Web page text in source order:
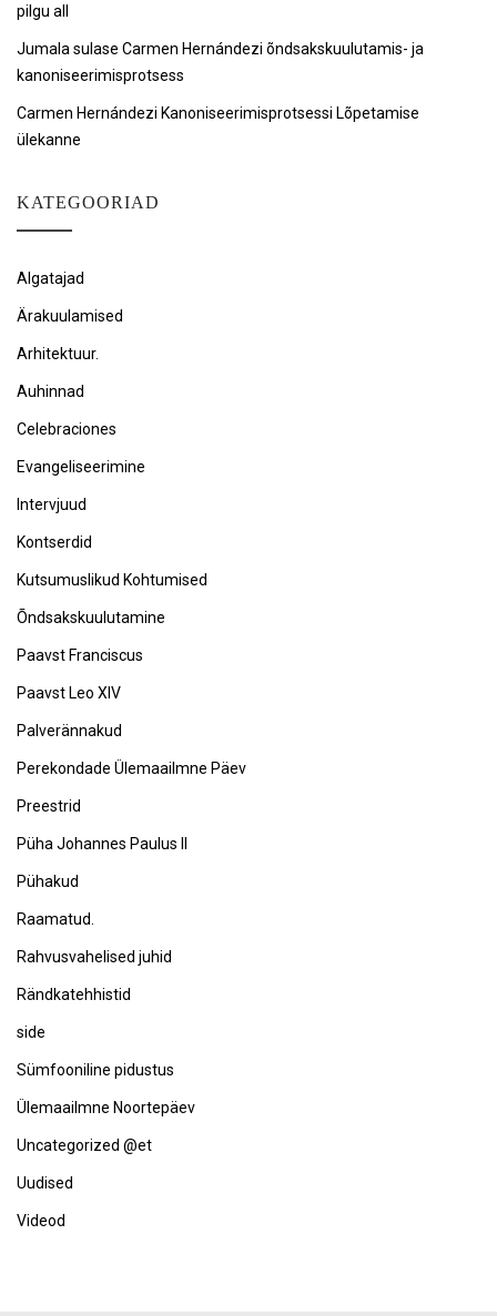
pilgu all
Jumala sulase Carmen Hernándezi õndsakskuulutamis- ja
kanoniseerimisprotsess
Carmen Hernándezi Kanoniseerimisprotsessi Lõpetamise
ülekanne
KATEGOORIAD
Algatajad
Ärakuulamised
Arhitektuur.
Auhinnad
Celebraciones
Evangeliseerimine
Intervjuud
Kontserdid
Kutsumuslikud Kohtumised
Õndsakskuulutamine
Paavst Franciscus
Paavst Leo XIV
Palverännakud
Perekondade Ülemaailmne Päev
Preestrid
Püha Johannes Paulus II
Pühakud
Raamatud.
Rahvusvahelised juhid
Rändkatehhistid
side
Sümfooniline pidustus
Ülemaailmne Noortepäev
Uncategorized @et
Uudised
Videod